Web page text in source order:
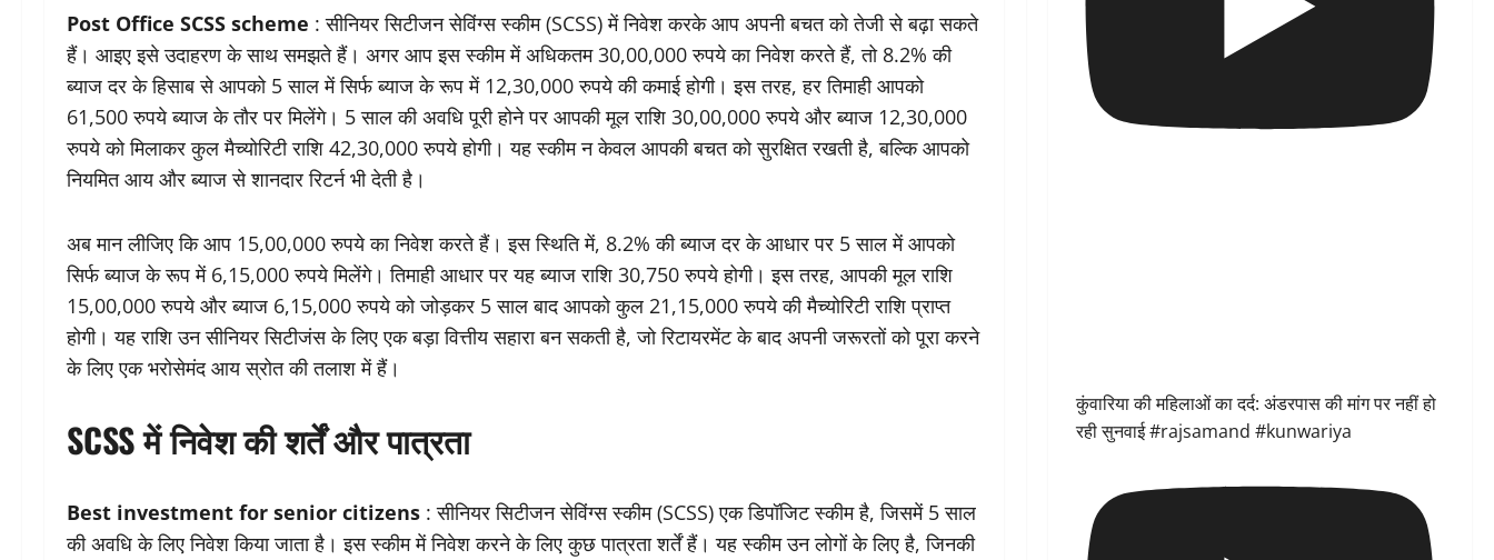
Post Office SCSS scheme : सीनियर सिटीजन सेविंग्स स्कीम (SCSS) में निवेश करके आप अपनी बचत को तेजी से बढ़ा सकते
हैं। आइए इसे उदाहरण के साथ समझते हैं। अगर आप इस स्कीम में अधिकतम 30,00,000 रुपये का निवेश करते हैं, तो 8.2% की
ब्याज दर के हिसाब से आपको 5 साल में सिर्फ ब्याज के रूप में 12,30,000 रुपये की कमाई होगी। इस तरह, हर तिमाही आपको
61,500 रुपये ब्याज के तौर पर मिलेंगे। 5 साल की अवधि पूरी होने पर आपकी मूल राशि 30,00,000 रुपये और ब्याज 12,30,000
रुपये को मिलाकर कुल मैच्योरिटी राशि 42,30,000 रुपये होगी। यह स्कीम न केवल आपकी बचत को सुरक्षित रखती है, बल्कि आपको
नियमित आय और ब्याज से शानदार रिटर्न भी देती है।
अब मान लीजिए कि आप 15,00,000 रुपये का निवेश करते हैं। इस स्थिति में, 8.2% की ब्याज दर के आधार पर 5 साल में आपको
सिर्फ ब्याज के रूप में 6,15,000 रुपये मिलेंगे। तिमाही आधार पर यह ब्याज राशि 30,750 रुपये होगी। इस तरह, आपकी मूल राशि
15,00,000 रुपये और ब्याज 6,15,000 रुपये को जोड़कर 5 साल बाद आपको कुल 21,15,000 रुपये की मैच्योरिटी राशि प्राप्त
होगी। यह राशि उन सीनियर सिटीजंस के लिए एक बड़ा वित्तीय सहारा बन सकती है, जो रिटायरमेंट के बाद अपनी जरूरतों को पूरा करने
के लिए एक भरोसेमंद आय स्रोत की तलाश में हैं।
SCSS में निवेश की शर्तें और पात्रता
Best investment for senior citizens : सीनियर सिटीजन सेविंग्स स्कीम (SCSS) एक डिपॉजिट स्कीम है, जिसमें 5 साल
की अवधि के लिए निवेश किया जाता है। इस स्कीम में निवेश करने के लिए कुछ पात्रता शर्तें हैं। यह स्कीम उन लोगों के लिए है, जिनकी
कुंवारिया की महिलाओं का दर्द: अंडरपास की मांग पर नहीं हो
रही सुनवाई #rajsamand #kunwariya